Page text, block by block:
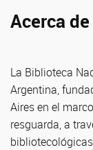
Acerca
La Biblioteca
Argentina,
Aires en el
resguarda, a